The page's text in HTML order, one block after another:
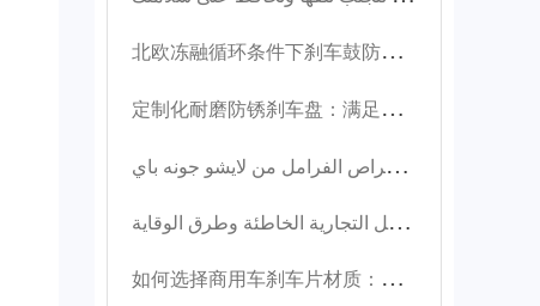
للحرارة أداءً مستقرًا
الحرارة العالية
المتكرر. يسمح
للحرارة بالتبريد
عمرها الافتراضي.
北
欧冻融循环条件下刹车鼓防锈案例分享及维护策略
定
制化耐磨防锈刹车盘：满足外贸市场多元个性化需求
س
ر التحكم بالتفاصيل في جودة أقراص الفرامل من لايشو جونه باي
ت
حليل حالات تركيب خيوط الفرامل التجارية الخاطئة وطرق الوقاية
如
何选择商用车刹车片材质：半金属、低钢与陶瓷性能对比及应用场景分析